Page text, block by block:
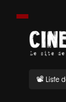
📽 Liste